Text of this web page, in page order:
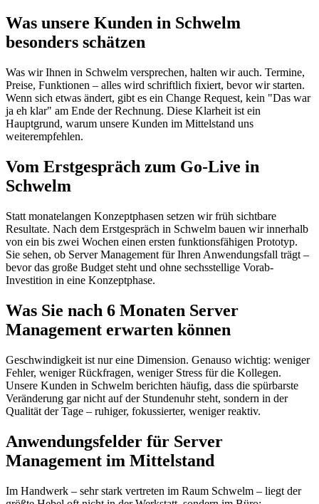
Was unsere Kunden in Schwelm
besonders schätzen
Was wir Ihnen in Schwelm versprechen, halten wir auch. Termine,
Preise, Funktionen – alles wird schriftlich fixiert, bevor wir starten.
Wenn sich etwas ändert, gibt es ein Change Request, kein "Das war
ja eh klar" am Ende der Rechnung. Diese Klarheit ist ein
Hauptgrund, warum unsere Kunden im Mittelstand uns
weiterempfehlen.
Vom Erstgespräch zum Go-Live in
Schwelm
Statt monatelangen Konzeptphasen setzen wir früh sichtbare
Resultate. Nach dem Erstgespräch in Schwelm bauen wir innerhalb
von ein bis zwei Wochen einen ersten funktionsfähigen Prototyp.
Sie sehen, ob Server Management für Ihren Anwendungsfall trägt –
bevor das große Budget steht und ohne sechsstellige Vorab-
Investition in eine Konzeptphase.
Was Sie nach 6 Monaten Server
Management erwarten können
Geschwindigkeit ist nur eine Dimension. Genauso wichtig: weniger
Fehler, weniger Rückfragen, weniger Stress für die Kollegen.
Unsere Kunden in Schwelm berichten häufig, dass die spürbarste
Veränderung gar nicht auf der Stundenuhr steht, sondern in der
Qualität der Tage – ruhiger, fokussierter, weniger reaktiv.
Anwendungsfelder für Server
Management im Mittelstand
Im Handwerk – sehr stark vertreten im Raum Schwelm – liegt der